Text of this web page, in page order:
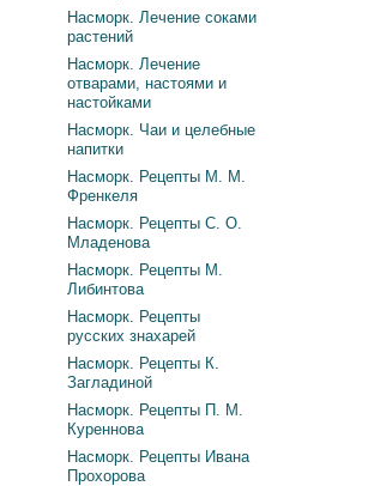
Насморк. Лечение соками
растений
Насморк. Лечение
отварами, настоями и
настойками
Насморк. Чаи и целебные
напитки
Насморк. Рецепты М. М.
Френкеля
Насморк. Рецепты С. О.
Младенова
Насморк. Рецепты М.
Либинтова
Насморк. Рецепты
русских знахарей
Насморк. Рецепты К.
Загладиной
Насморк. Рецепты П. М.
Куреннова
Насморк. Рецепты Ивана
Прохорова